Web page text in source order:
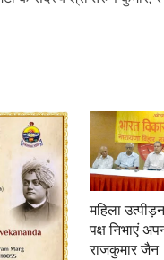
महिला
पक्ष निभाएं
राजकुमार जैन